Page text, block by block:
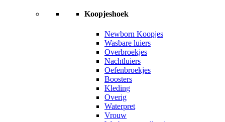
Koopjeshoek
Newborn Koopjes
Wasbare luiers
Overbroekjes
Nachtluiers
Oefenbroekjes
Boosters
Kleding
Overig
Waterpret
Vrouw